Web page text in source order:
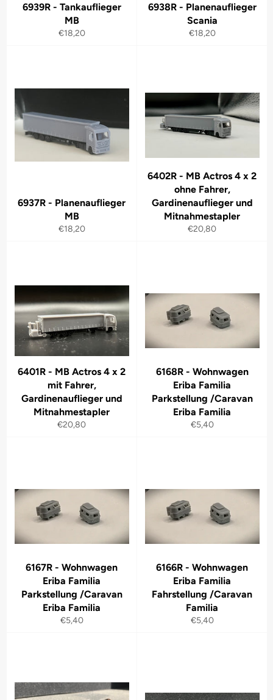
6939R - Tankauflieger
MB
Normaler
€18,20
6938R - Planenauflieger
Scania
Normaler
€18,20
6937R - Planenauflieger
MB
Normaler
€18,20
6402R - MB Actros 4 x 2
ohne Fahrer,
Gardinenauflieger und
Mitnahmestapler
Normaler
€20,80
6401R - MB Actros 4 x 2
mit Fahrer,
Gardinenauflieger und
Mitnahmestapler
Normaler
€20,80
6168R - Wohnwagen
Eriba Familia
Parkstellung /Caravan
Eriba Familia
Normaler
€5,40
6167R - Wohnwagen
Eriba Familia
Parkstellung /Caravan
Eriba Familia
Normaler
€5,40
6166R - Wohnwagen
Eriba Familia
Fahrstellung /Caravan
Familia
Normaler
€5,40